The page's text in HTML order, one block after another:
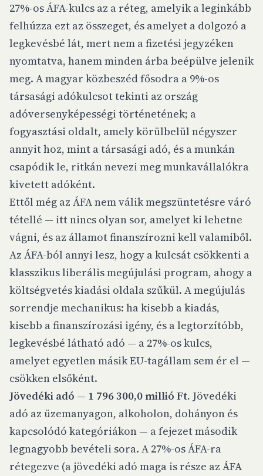
27%-os ÁFA-kulcs az a réteg, amelyik a leginkább
felhúzza ezt az összeget, és amelyet a dolgozó a
legkevésbé lát, mert nem a fizetési jegyzéken
nyomtatva, hanem minden árba beépülve jelenik
meg. A magyar közbeszéd fősodra a 9%-os
társasági adókulcsot tekinti az ország
adóversenyképességi történetének; a
fogyasztási oldalt, amely körülbelül négyszer
annyit hoz, mint a társasági adó, és a munkán
csapódik le, ritkán nevezi meg munkavállalókra
kivetett adóként.
Ettől még az ÁFA nem válik megszüntetésre váró
tétellé — itt nincs olyan sor, amelyet ki lehetne
vágni, és az államot finanszírozni kell valamiből.
Az ÁFA-ból annyi lesz, hogy akulcsát csökkenti a
klasszikus liberális megújulási program, ahogy a
költségvetés kiadási oldala szűkül. A megújulás
sorrendje mechanikus: ha kisebb a kiadás,
kisebb a finanszírozási igény, és a legtorzítóbb,
legkevésbé látható adó — a 27%-os kulcs,
amelyet egyetlen másik EU-tagállam sem ér el —
csökken elsőként.
Jövedéki adó — 1 796 300,0 millió Ft. Jövedéki
adó az üzemanyagon, alkoholon, dohányon és
kapcsolódó kategóriákon — a fejezet második
legnagyobb bevételi sora. A 27%-os ÁFA-ra
rétegezve (a jövedéki adó maga is része az ÁFA